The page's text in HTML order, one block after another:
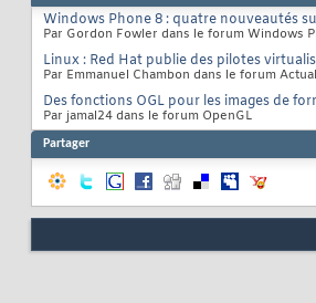
Windows Phone 8 : quatre nouveautés
Par Gordon Fowler dans le forum Windows
Linux : Red Hat publie des pilotes
Par Emmanuel Chambon dans le forum
Des fonctions OGL pour les images de
Par jamal24 dans le forum OpenGL
Partager